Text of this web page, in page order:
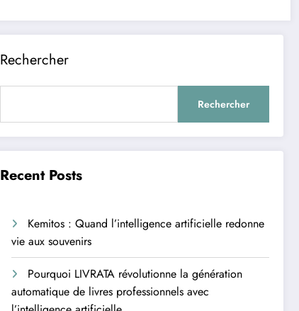
Rechercher
Rechercher
Recent Posts
Kemitos : Quand l’intelligence artificielle redonne
vie aux souvenirs
Pourquoi LIVRATA révolutionne la génération
automatique de livres professionnels avec